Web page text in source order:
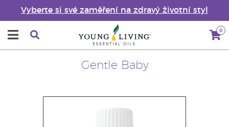
Vyberte si své zaměření na zdravý životní styl
0
Gentle Baby